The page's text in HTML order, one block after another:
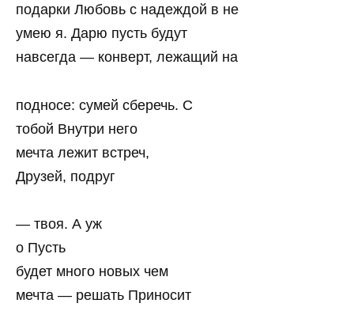
подарки Любовь с надеждой в не
умею я. Дарю пусть будут
навсегда — конверт, лежащий на
подносе: сумей сберечь. С
тобой Внутри него
мечта лежит встреч,
Друзей, подруг
— твоя. А уж
о Пусть
будет много новых чем
мечта — решать Приносит